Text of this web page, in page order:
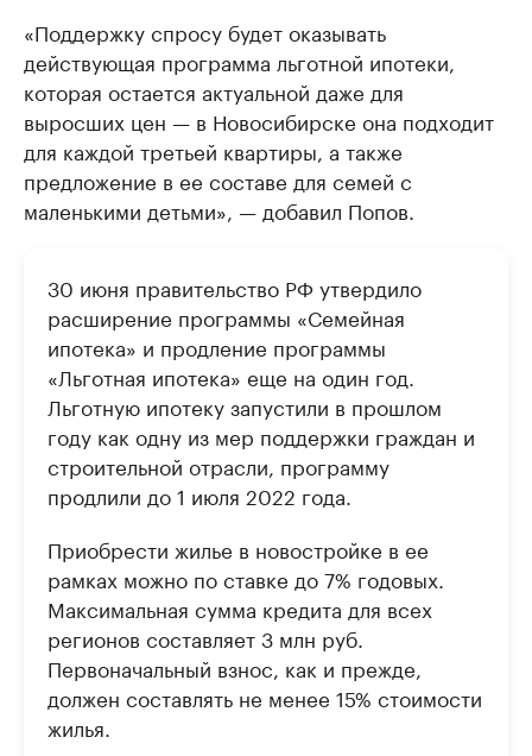
«Поддержку спросу будет оказывать
действующая программа льготной ипотеки,
которая остается актуальной даже для
выросших цен — в Новосибирске она подходит
для каждой третьей квартиры, а также
предложение в ее составе для семей с
маленькими детьми», — добавил Попов.
30 июня правительство РФ утвердило
расширение программы «Семейная
ипотека» и продление программы
«Льготная ипотека» еще на один год.
Льготную ипотеку запустили в прошлом
году как одну из мер поддержки граждан и
строительной отрасли, программу
продлили до 1 июля 2022 года.
Приобрести жилье в новостройке в ее
рамках можно по ставке до 7% годовых.
Максимальная сумма кредита для всех
регионов составляет 3 млн руб.
Первоначальный взнос, как и прежде,
должен составлять не менее 15% стоимости
жилья.